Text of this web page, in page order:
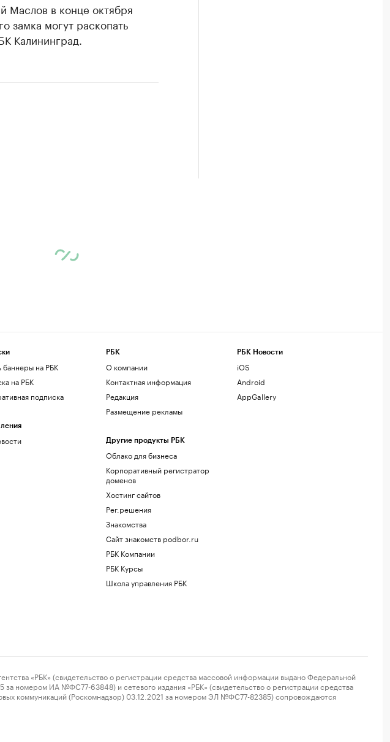
Маслов в конце октября
замка могут раскопать
Калининград.
баннеры на РБК
на РБК
подписка
РБК
О компании
Контактная информация
Редакция
Размещение рекламы
Другие продукты РБК
Облако для бизнеса
Корпоративный регистратор
доменов
Хостинг сайтов
Рег.решения
Знакомства
Сайт знакомств podbor.ru
РБК Компании
РБК Курсы
Школа управления РБК
РБК Новости
iOS
Android
AppGallery
«РБК» (свидетельство о регистрации средства массовой информации выдано Федеральной
номером ИА №ФС77-63848) и сетевого издания «РБК» (свидетельство о регистрации средства
коммуникаций (Роскомнадзор) 03.12.2021 за номером ЭЛ №ФС77-82385) сопровождаются